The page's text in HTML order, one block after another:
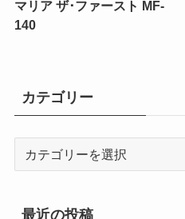
マリア ザ･ファースト MF-
140
カテゴリー
リ
最近の投稿